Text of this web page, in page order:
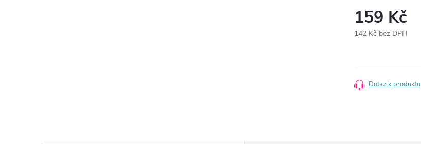
159 Kč
142 Kč bez DPH
Dotaz k produktu